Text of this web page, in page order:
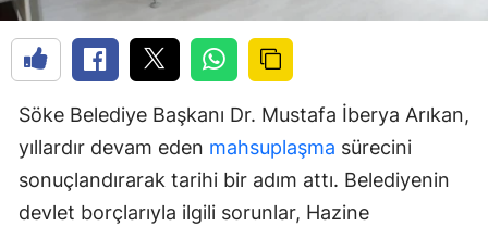
Söke Belediye Başkanı Dr. Mustafa İberya Arıkan,
yıllardır devam eden mahsuplaşma sürecini
sonuçlandırarak tarihi bir adım attı. Belediyenin
devlet borçlarıyla ilgili sorunlar, Hazine